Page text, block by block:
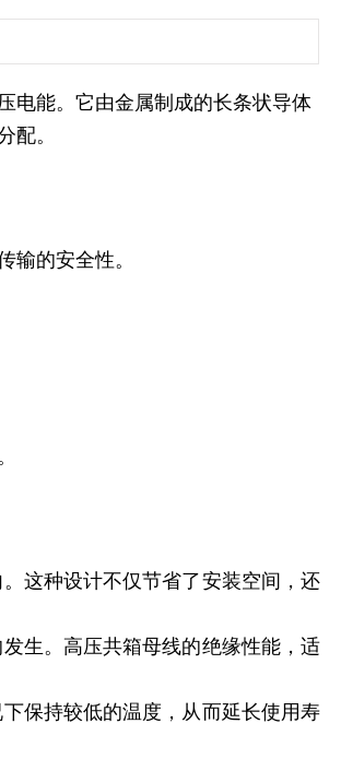
电能。它由金属制成的长条状导体
配。
输的安全性。
这种设计不仅节省了安装空间，还
生。高压共箱母线的绝缘性能，适
保持较低的温度，从而延长使用寿